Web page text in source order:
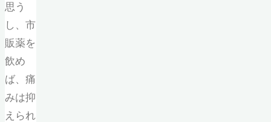
思う
し、市
販薬を
飲め
ば、痛
みは抑
えられ